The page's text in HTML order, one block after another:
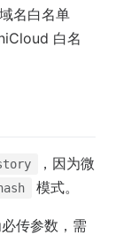
名白名单
白名
，因为微
模式。
传参数，需